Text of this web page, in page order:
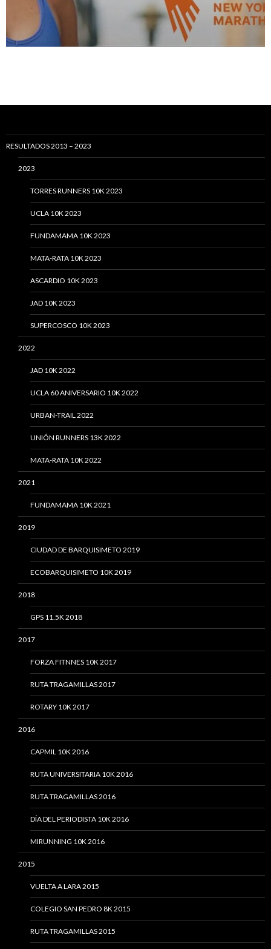
RESULTADOS 2013 – 2023
2023
TORRES RUNNERS 10K 2023
UCLA 10K 2023
FUNDAMAMA 10K 2023
MATA-RATA 10K 2023
ASCARDIO 10K 2023
JAD 10K 2023
SUPERCOSCO 10K 2023
2022
JAD 10K 2022
UCLA 60 ANIVERSARIO 10K 2022
URBAN-TRAIL 2022
UNIÓN RUNNERS 13K 2022
MATA-RATA 10K 2022
2021
FUNDAMAMA 10K 2021
2019
CIUDAD DE BARQUISIMETO 2019
ECOBARQUISIMETO 10K 2019
2018
GPS 11.5K 2018
2017
FORZA FITNNES 10K 2017
RUTA TRAGAMILLAS 2017
ROTARY 10K 2017
2016
CAPMIL 10K 2016
RUTA UNIVERSITARIA 10K 2016
RUTA TRAGAMILLAS 2016
DÍA DEL PERIODISTA 10K 2016
MIRUNNING 10K 2016
2015
VUELTA A LARA 2015
COLEGIO SAN PEDRO 8K 2015
RUTA TRAGAMILLAS 2015